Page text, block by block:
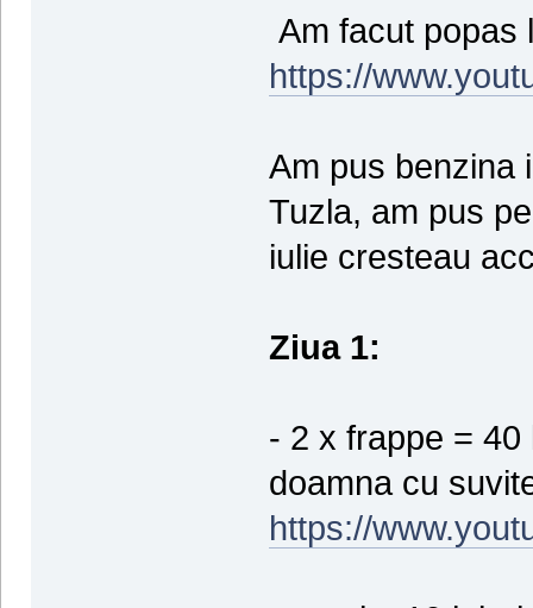
Am facut popas
https://
Am pus benzina
Tuzla, am pus
iulie cresteau
Ziua 1:
- 2 x frappe =
doamna cu
https://